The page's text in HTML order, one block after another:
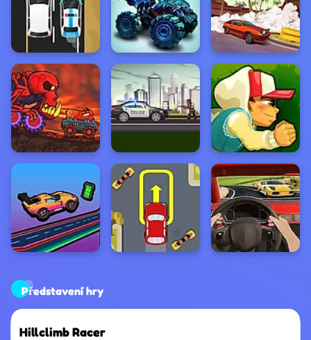
Představení hry
Hillclimb Racer